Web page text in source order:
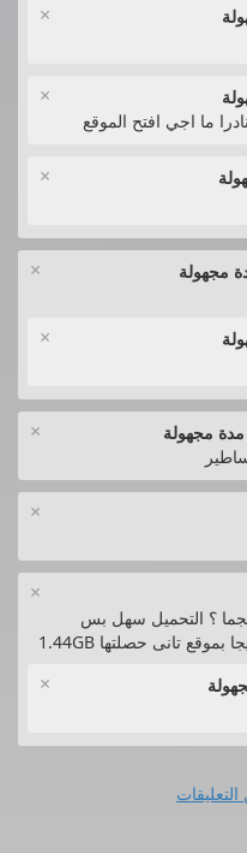
×
×
ما اجي افتح الموقع
×
×
مجهولة
×
×
مجهولة
×
×
حجما ؟ التحميل سهل بس
×